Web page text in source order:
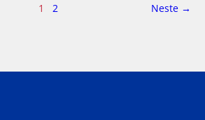
1 2 Neste side
→